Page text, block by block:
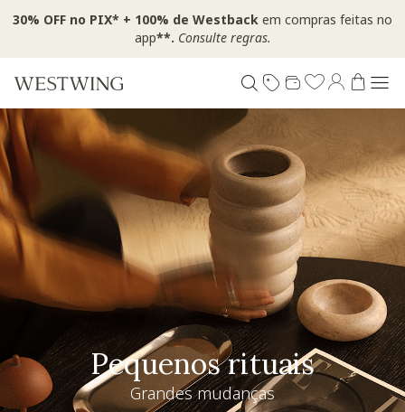
30% OFF no PIX* + 100% de Westback em compras feitas no
app**. Consulte regras.
Pequenos rituais
Grandes mudanças